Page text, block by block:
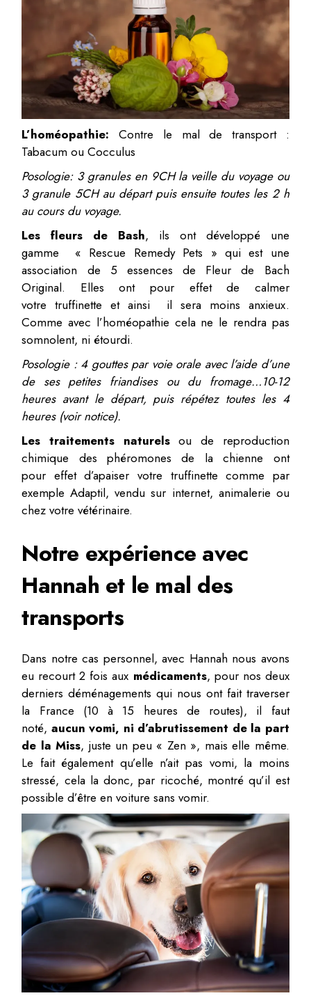
L’homéopathie:Contre le mal de transport :
Tabacum ou Cocculus
Posologie: 3 granules en 9CH la veille du voyage ou
3 granule 5CH au départ puis ensuite toutes les 2 h
au cours du voyage.
Les fleurs de Bash, ils ont développé une
gamme « Rescue Remedy Pets » qui est une
association de 5 essences de Fleur de Bach
Original. Elles ont pour effet de calmer
votre truffinette et ainsi il sera moins anxieux.
Comme avec l’homéopathie cela ne le rendra pas
somnolent, ni étourdi.
Posologie : 4 gouttes par voie orale avec l’aide d’une
de ses petites friandises ou du fromage…10-12
heures avant le départ, puis répétez toutes les 4
heures (voir notice).
Les traitements naturelsou de reproduction
chimique des phéromones de la chienne ont
pour effet d’apaiser votre truffinette comme par
exemple Adaptil, vendu sur internet, animalerie ou
chez votre vétérinaire.
Notre expérience avec
Hannah et le mal des
transports
Dans notre cas personnel, avec Hannah nous avons
eu recourt 2 fois aux médicaments, pour nos deux
derniers déménagements qui nous ont fait traverser
la France (10 à 15 heures de routes), il faut
noté, aucun vomi, ni d’abrutissement de la part
de la Miss, juste un peu « Zen », mais elle même.
Le fait également qu’elle n’ait pas vomi, la moins
stressé, cela la donc, par ricoché, montré qu’il est
possible d’être en voiture sans vomir.